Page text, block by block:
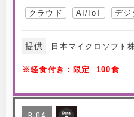
クラウド AI/IoT デジ
提供 日本マイクロソフト
※軽食付き：限定 100食